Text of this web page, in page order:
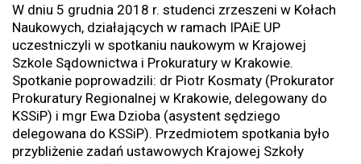
W dniu 5 grudnia 2018 r. studenci zrzeszeni w Kołach
Naukowych, działających w ramach IPAiE UP
uczestniczyli w spotkaniu naukowym w Krajowej
Szkole Sądownictwa i Prokuratury w Krakowie.
Spotkanie poprowadzili: dr Piotr Kosmaty (Prokurator
Prokuratury Regionalnej w Krakowie, delegowany do
KSSiP) i mgr Ewa Dzioba (asystent sędziego
delegowana do KSSiP). Przedmiotem spotkania było
przybliżenie zadań ustawowych Krajowej Szkoły